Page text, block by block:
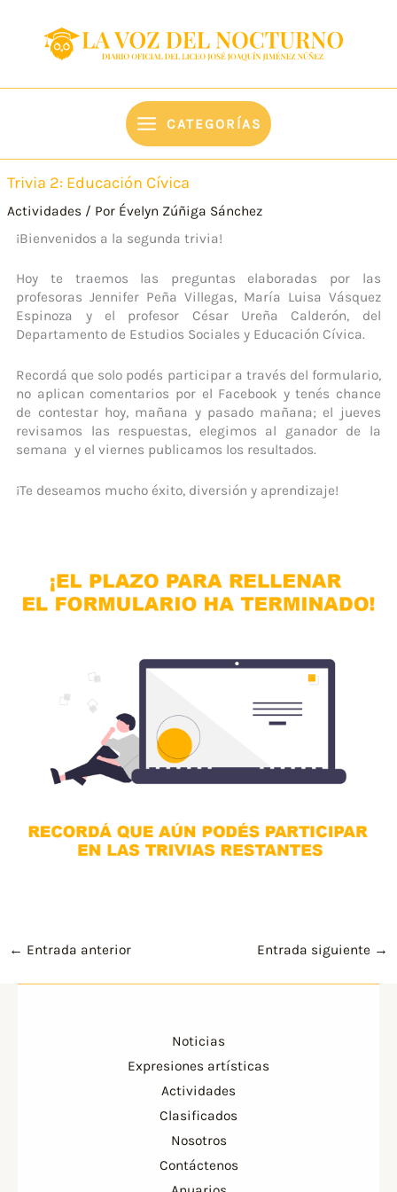
contenido
CATEGORÍAS
Trivia 2: Educación Cívica
Actividades / Por Évelyn Zúñiga Sánchez
¡Bienvenidos a la segunda trivia!
Hoy te traemos las preguntas elaboradas por las
profesoras Jennifer Peña Villegas, María Luisa Vásquez
Espinoza y el profesor César Ureña Calderón, del
Departamento de Estudios Sociales y Educación Cívica.
Recordá que solo podés participar a través del formulario,
no aplican comentarios por el Facebook y tenés chance
de contestar hoy, mañana y pasado mañana; el jueves
revisamos las respuestas, elegimos al ganador de la
semana y el viernes publicamos los resultados.
¡Te deseamos mucho éxito, diversión y aprendizaje!
← Entrada anterior Entrada siguiente →
Noticias
Expresiones artísticas
Actividades
Clasificados
Nosotros
Contáctenos